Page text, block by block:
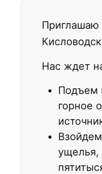
Приглашаю
Нас ждет
Подъем
горное
ущелья,